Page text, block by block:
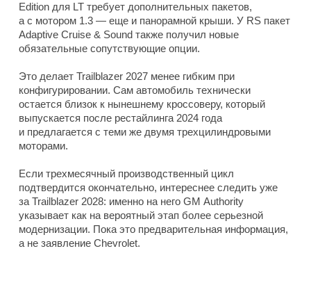
Edition для LT требует дополнительных пакетов,
а с мотором 1.3 — еще и панорамной крыши. У RS пакет
Adaptive Cruise & Sound также получил новые
обязательные сопутствующие опции.
Это делает Trailblazer 2027 менее гибким при
конфигурировании. Сам автомобиль технически
остается близок к нынешнему кроссоверу, который
выпускается после рестайлинга 2024 года
и предлагается с теми же двумя трехцилиндровыми
моторами.
Если трехмесячный производственный цикл
подтвердится окончательно, интереснее следить уже
за Trailblazer 2028: именно на него GM Authority
указывает как на вероятный этап более серьезной
модернизации. Пока это предварительная информация,
а не заявление Chevrolet.